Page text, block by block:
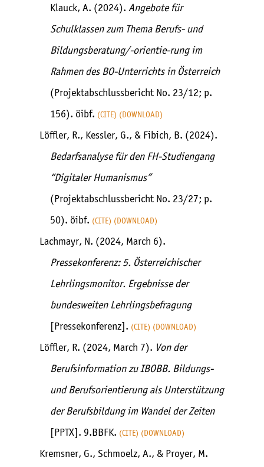
Klauck, A. (2024). Angebote für
Schulklassen zum Thema Berufs- und
Bildungsberatung/-orientie-rung im
Rahmen des BO-Unterrichts in Österreich
(Projektabschlussbericht No. 23/12; p.
156). öibf.
CITE DOWNLOAD
Löffler, R., Kessler, G., & Fibich, B. (2024).
Bedarfsanalyse für den FH-Studiengang
“Digitaler Humanismus”
(Projektabschlussbericht No. 23/27; p.
50). öibf.
CITE DOWNLOAD
Lachmayr, N. (2024, March 6).
Pressekonferenz: 5. Österreichischer
Lehrlingsmonitor. Ergebnisse der
bundesweiten Lehrlingsbefragung
[Pressekonferenz].
CITE DOWNLOAD
Löffler, R. (2024, March 7). Von der
Berufsinformation zu IBOBB. Bildungs-
und Berufsorientierung als Unterstützung
der Berufsbildung im Wandel der Zeiten
[PPTX]. 9.BBFK.
CITE DOWNLOAD
Kremsner, G., Schmoelz, A., & Proyer, M.